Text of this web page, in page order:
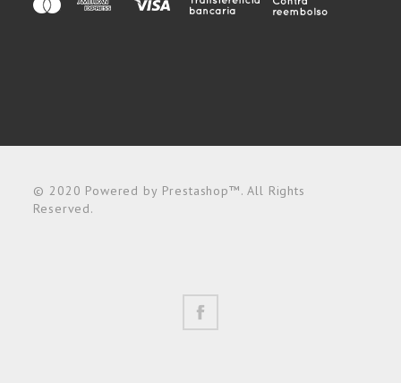
© 2020 Powered by Prestashop™. All Rights
Reserved.